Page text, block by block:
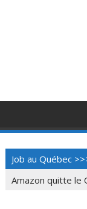
Job au Québec
Amazon quitte le